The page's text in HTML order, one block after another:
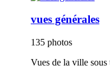
vues générales
135 photos
Vues de la ville sous